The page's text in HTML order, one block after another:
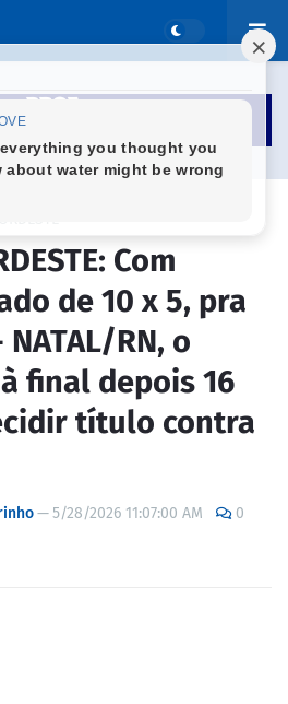
Com
de 10 x 5, pra
RN, o
final depois 16
título contra
—5/28/2026 11:07:00 AM 0